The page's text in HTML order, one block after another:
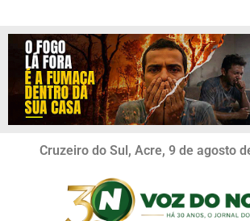
Cruzeiro do Sul, Acre, 9 de agosto